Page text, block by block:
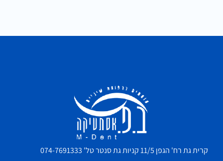
קרית גת רח' הגפן 11/5 קניות גת סנטר טל' 074-7691333